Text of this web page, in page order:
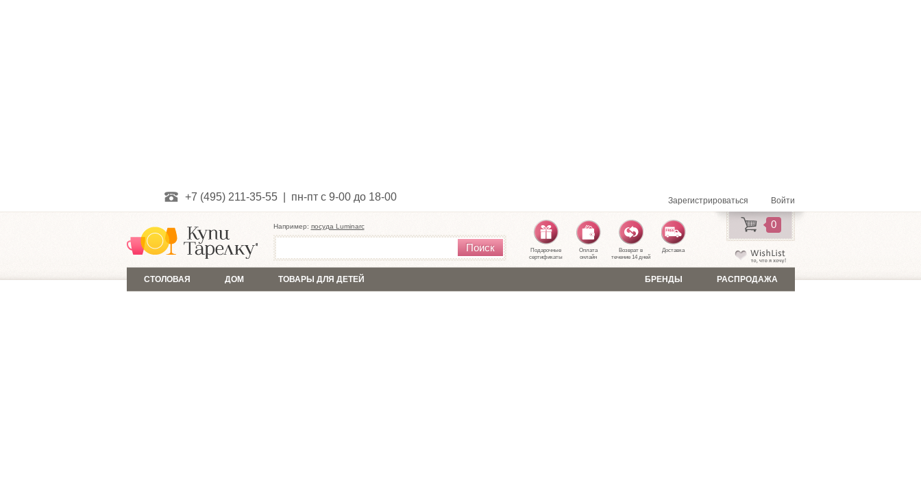
+7 (495) 211-35-55 | пн-пт с 9-00 до 18-00 Зарегистрироваться Войти
0
Например: посуда Luminarc
Поиск
Подарочные
сертификаты
Оплата
онлайн
Возврат в
течение 14 дней
Доставка
СТОЛОВАЯ ДОМ ТОВАРЫ ДЛЯ ДЕТЕЙ РАСПРОДАЖА
БРЕНДЫ